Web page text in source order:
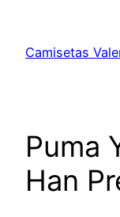
contenido
Camisetas
Puma
Han